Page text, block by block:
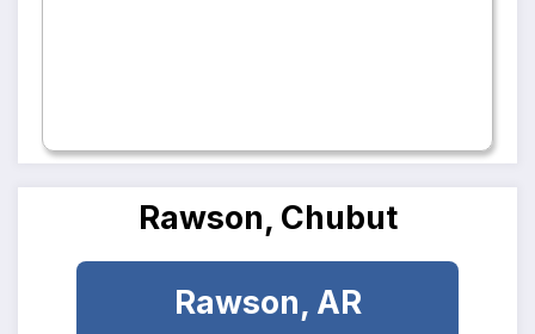
Rawson, Chubut
Rawson, AR